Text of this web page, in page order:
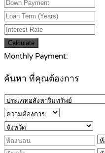
Calculate
Monthly Payment:
ค้นหา ที่คุณต้องการ